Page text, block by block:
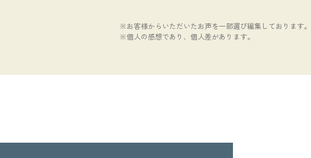
※お客様からいただいたお声を一部選び編集しております。
※個人の感想であり、個人差があります。